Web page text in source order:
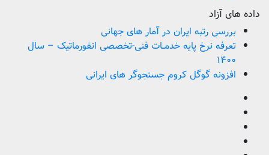
داده های آزاد
بررسی رتبه ایران در آمار های جهانی
تعرفه نرخ پایه خدمــات فنی-تخصصی انفورماتیک – سال
۱۴۰۰
افزونه گوگل کروم جستجوگر های ایرانی